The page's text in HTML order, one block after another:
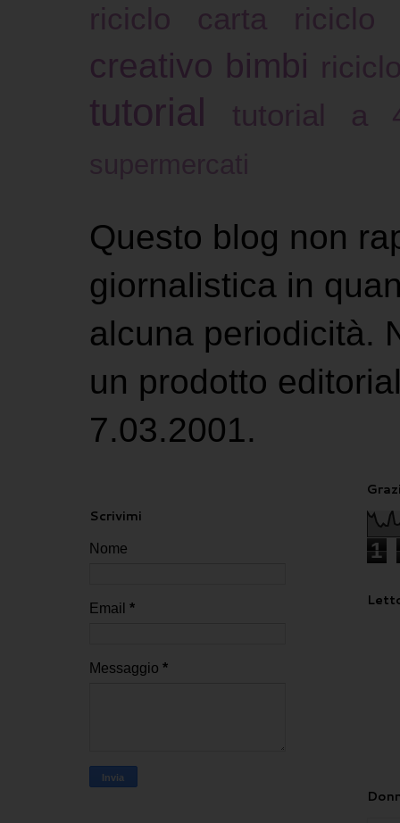
riciclo carta riciclo
creativo bimbi
tutorial tutorial a
Questo blog non
giornalistica in
alcuna periodicità.
un prodotto
7.03.2001.
Scrivimi
Nome
Email *
Messaggio *
1